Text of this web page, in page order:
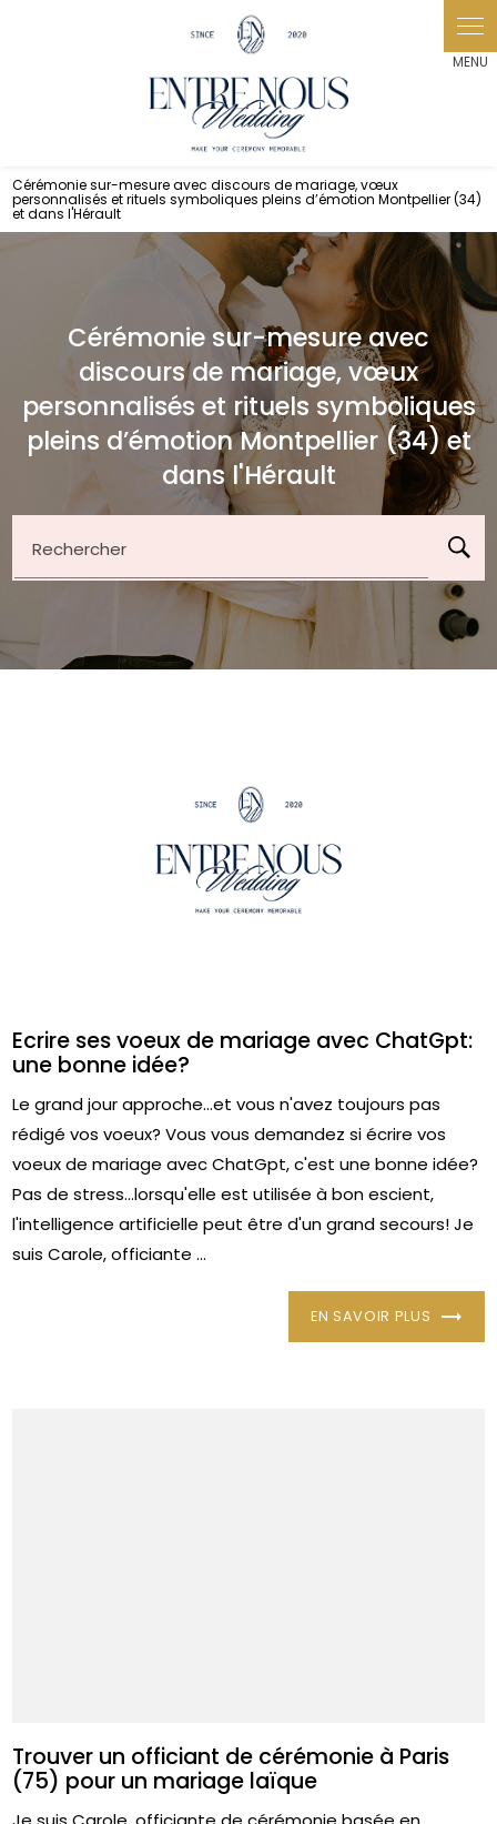
Cérémonie sur-mesure avec discours de mariage, vœux
personnalisés et rituels symboliques pleins d’émotion Montpellier (34)
et dans l'Hérault
Cérémonie sur-mesure avec
discours de mariage, vœux
personnalisés et rituels symboliques
pleins d’émotion Montpellier (34) et
dans l'Hérault
Rechercher
Ecrire ses voeux de mariage avec ChatGpt:
une bonne idée?
Le grand jour approche...et vous n'avez toujours pas
rédigé vos voeux? Vous vous demandez si écrire vos
voeux de mariage avec ChatGpt, c'est une bonne idée?
Pas de stress...lorsqu'elle est utilisée à bon escient,
l'intelligence artificielle peut être d'un grand secours! Je
suis Carole, officiante ...
EN SAVOIR PLUS
Trouver un officiant de cérémonie à Paris
(75) pour un mariage laïque
Panneau de gestion des cookies